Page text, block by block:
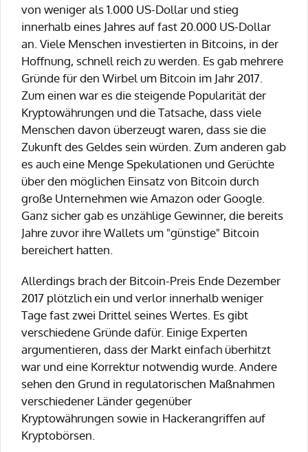
von weniger als 1.000 US-Dollar und stieg
innerhalb eines Jahres auf fast 20.000 US-Dollar
an. Viele Menschen investierten in Bitcoins, in der
Hoffnung, schnell reich zu werden. Es gab mehrere
Gründe für den Wirbel um Bitcoin im Jahr 2017.
Zum einen war es die steigende Popularität der
Kryptowährungen und die Tatsache, dass viele
Menschen davon überzeugt waren, dass sie die
Zukunft des Geldes sein würden. Zum anderen gab
es auch eine Menge Spekulationen und Gerüchte
über den möglichen Einsatz von Bitcoin durch
große Unternehmen wie Amazon oder Google.
Ganz sicher gab es unzählige Gewinner, die bereits
Jahre zuvor ihre Wallets um "günstige" Bitcoin
bereichert hatten.
Allerdings brach der Bitcoin-Preis Ende Dezember
2017 plötzlich ein und verlor innerhalb weniger
Tage fast zwei Drittel seines Wertes. Es gibt
verschiedene Gründe dafür. Einige Experten
argumentieren, dass der Markt einfach überhitzt
war und eine Korrektur notwendig wurde. Andere
sehen den Grund in regulatorischen Maßnahmen
verschiedener Länder gegenüber
Kryptowährungen sowie in Hackerangriffen auf
Kryptobörsen.